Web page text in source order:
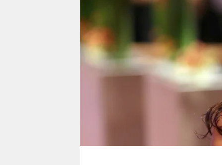
verlag
verlag
veranstaltungen
shop
genossenschaft